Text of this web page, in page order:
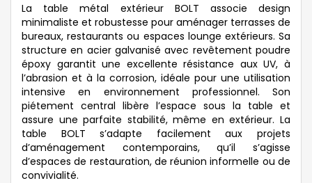
La table métal extérieur BOLT associe design
minimaliste et robustesse pour aménager terrasses de
bureaux, restaurants ou espaces lounge extérieurs. Sa
structure en acier galvanisé avec revêtement poudre
époxy garantit une excellente résistance aux UV, à
l’abrasion et à la corrosion, idéale pour une utilisation
intensive en environnement professionnel. Son
piétement central libère l’espace sous la table et
assure une parfaite stabilité, même en extérieur. La
table BOLT s’adapte facilement aux projets
d’aménagement contemporains, qu’il s’agisse
d’espaces de restauration, de réunion informelle ou de
convivialité.